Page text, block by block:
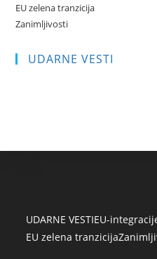
EU zelena tranzicija
Zanimljivosti
UDARNE VESTI
UDARNE VESTIEU-
EU zelena tranzicija